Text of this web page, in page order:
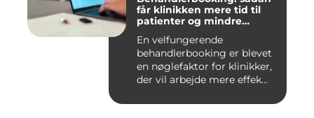
får klinikken mere tid til
patienter og mindre
En velfungerende
behandlerbooking er blevet
en nøglefaktor for klinikker,
der vil arbejde mere effek...